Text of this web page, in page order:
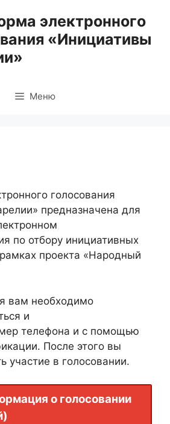
электронного
«Инициативы
Меню
голосования
предназначена для
по отбору инициативных
проекта «Народный
вам необходимо
и
телефона и с помощью
После этого вы
участие в голосовании.
о голосовании